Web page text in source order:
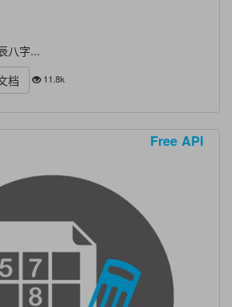
八字...
档 11.8k
Free API